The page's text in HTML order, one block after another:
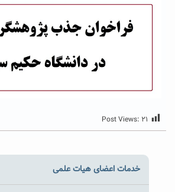
Post Views: ۲۱
خدمات اعضای هیات علمی